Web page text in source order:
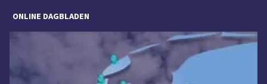
ONLINE DAGBLADEN